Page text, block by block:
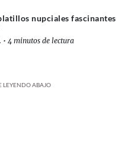
nupciales fascinantes
• 4 minutos de lectura
LEYENDO ABAJO